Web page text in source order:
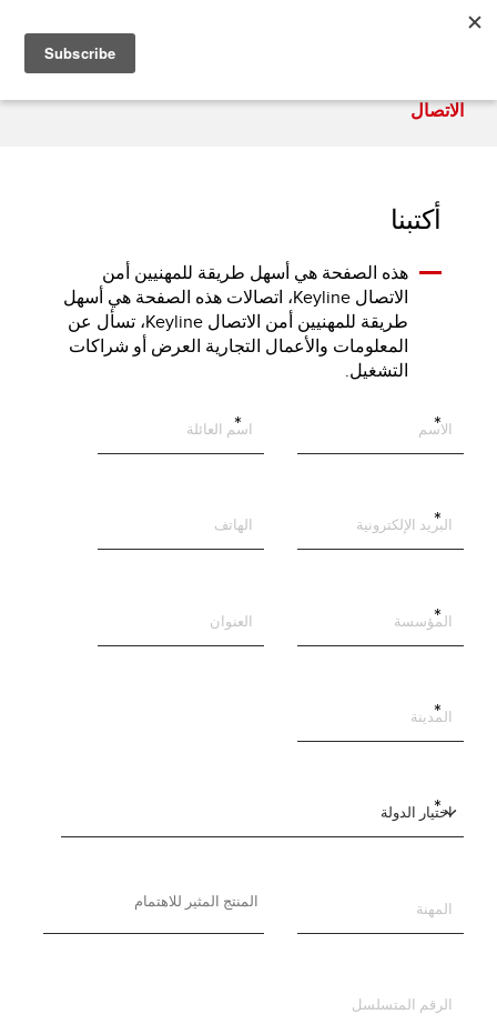
الاتصال
أكتبنا
هذه الصفحة هي أسهل طريقة للمهنيين أمن
الاتصال Keyline، اتصالات هذه الصفحة هي أسهل
طريقة للمهنيين أمن الاتصال Keyline، تسأل عن
المعلومات والأعمال التجارية العرض أو شراكات
التشغيل.